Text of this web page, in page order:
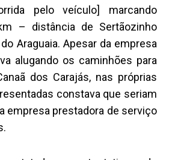
pelo veículo] marcando
– distância de Sertãozinho
Araguaia. Apesar da empresa
alugando os caminhões para
dos Carajás, nas próprias
constava que seriam
empresa prestadora de serviço